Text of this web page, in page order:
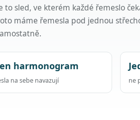
to sled, ve kterém každé řemeslo
máme řemesla pod jednou
harmonogram
na sebe navazují ne